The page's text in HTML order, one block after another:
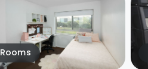
Rooms